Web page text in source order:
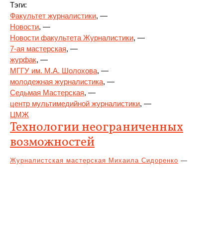
Тэги:
Факультет журналистики, —
Новости, —
Новости факультета Журналистики, —
7-ая мастерская, —
журфак, —
МГГУ им. М.А. Шолохова, —
молодежная журналистика, —
Седьмая Мастерская, —
центр мультимедийной журналистики, —
ЦМЖ
Технологии неограниченных
возможностей
Журналистская мастерская Михаила Сидоренко —